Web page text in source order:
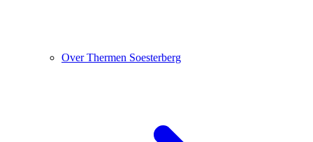
Over Thermen Soesterberg